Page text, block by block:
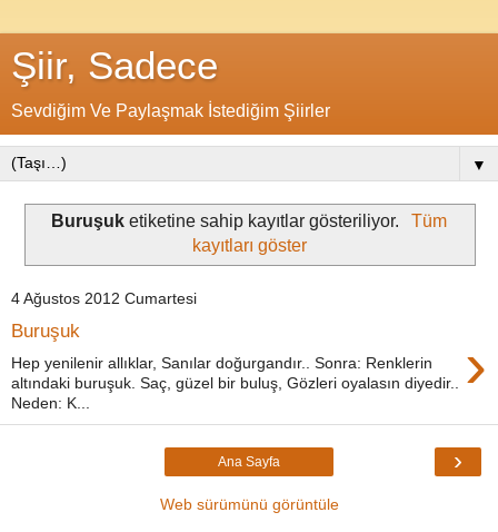
Şiir, Sadece
Sevdiğim Ve Paylaşmak İstediğim Şiirler
▼
Buruşuk etiketine sahip kayıtlar gösteriliyor.
Tüm
kayıtları göster
4 Ağustos 2012 Cumartesi
Buruşuk ›
Hep yenilenir allıklar, Sanılar doğurgandır.. Sonra: Renklerin
altındaki buruşuk. Saç, güzel bir buluş, Gözleri oyalasın diyedir..
Neden: K...
›
Ana Sayfa
Web sürümünü görüntüle